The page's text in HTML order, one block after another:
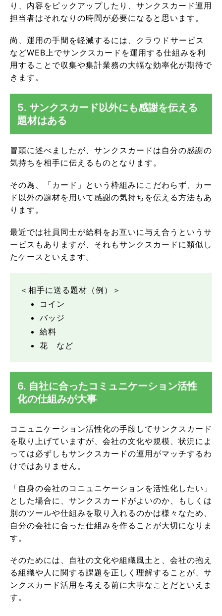
り、内容をピックアップしたり、サンクスカード運用
担当者はそれなりの時間が必要になると思います。
尚、運用の手間を軽減するには、クラウドサービス
などWEB上でサンクスカードを運用する仕組みを利
用することで収集や集計業務の大幅な効率化が期待で
きます。
5. サンクスカード以外にも感謝を伝える
題材はある
冒頭に述べましたが、サンクスカードは自分の感謝の
気持ちを相手に伝えるものとなります。
その為、「カード」という枠組みにこだわらず、カー
ド以外の題材を用いて感謝の気持ちを伝える方法もあ
ります。
最近では社員同士が給料をお互いに与え合うというサ
ービスもありますが、それもサンクスカードに類似し
たケースといえます。
＜相手に送る題材（例）＞
コイン
バッジ
給料
花 など
6. 自社に合ったコミュニケーション活性
化の仕組みが大事
コニュニケーション活性化の手段してサンクスカード
を取り上げていますが、会社の文化や規模、状況によ
っては必ずしもサンクスカードの運用がマッチするわ
けではありません。
「自身の会社のコニュニケーションを活性化したい」
とした場合に、サンクスカードがよいのか、もしくは
別のツールや仕組みを取り入れるのかは様々なため、
自分の会社に合った仕組みを作ることが大切になりま
す。
そのためには、自社の文化や組織風土と、会社の抱え
る組織や人に関する課題を正しく理解することが、サ
ンクスカード活用を考える前に大事なことだといえま
す。